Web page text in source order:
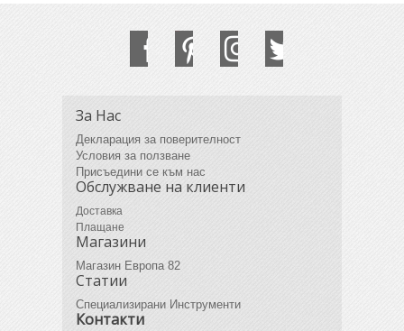
За Нас
Декларация за поверителност
Условия за ползване
Присъедини се към нас
Обслужване на клиенти
Доставка
Плащане
Магазини
Магазин Европа 82
Статии
Специализирани Инструменти
Контакти